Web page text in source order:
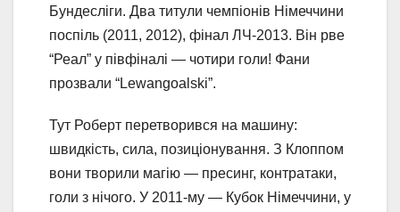
Бундесліги. Два титули чемпіонів Німеччини
поспіль (2011, 2012), фінал ЛЧ-2013. Він рве
“Реал” у півфіналі — чотири голи! Фани
прозвали “Lewangoalski”.
Тут Роберт перетворився на машину:
швидкість, сила, позиціонування. З Клоппом
вони творили магію — пресинг, контратаки,
голи з нічого. У 2011-му — Кубок Німеччини, у